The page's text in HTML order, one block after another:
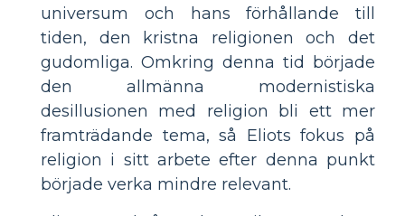
universum och hans förhållande till
tiden, den kristna religionen och det
gudomliga. Omkring denna tid började
den allmänna modernistiska
desillusionen med religion bli ett mer
framträdande tema, så Eliots fokus på
religion i sitt arbete efter denna punkt
började verka mindre relevant.